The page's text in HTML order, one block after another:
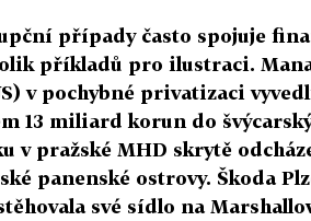
případy často spojuje
příkladů pro ilustraci.
v pochybné privatizaci
13 miliard korun do
v pražské MHD skrytě
panenské ostrovy. Škoda
své sídlo na